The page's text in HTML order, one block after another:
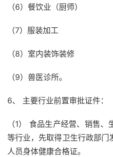
（6）餐饮业（厨师）
（7）服装加工
（8）室内装饰装修
（9）兽医诊所。
6、 主要行业前置审批证件：
（1） 食品生产经营、销售
等行业，先取得卫生行政部门
人员身体健康合格证。